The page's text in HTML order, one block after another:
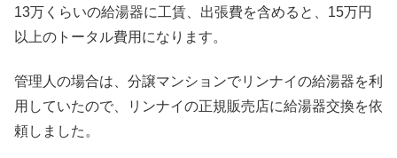
13万くらいの給湯器に工賃、出張費を含めると、15万円
以上のトータル費用になります。
管理人の場合は、分譲マンションでリンナイの給湯器を利
用していたので、リンナイの正規販売店に給湯器交換を依
頼しました。